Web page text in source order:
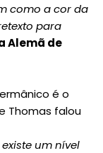
como a cor da
para
Alemã de
é o
Thomas falou
um nível